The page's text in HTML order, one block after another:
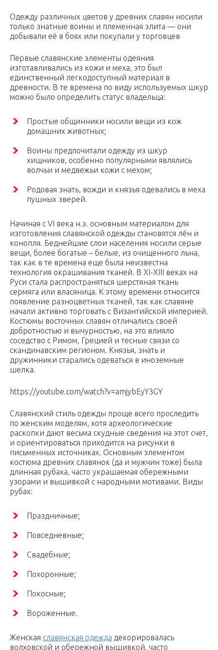
Одежду различных цветов у древних славян носили
только знатные воины и племенная элита — они
добывали её в боях или покупали у торговцев
Первые славянские элементы одеяния
изготавливались из кожи и меха, это был
единственный легкодоступный материал в
древности. В те времена по виду используемых шкур
можно было определить статус владельца:
Простые общинники носили вещи из кож
домашних животных;
Воины предпочитали одежду из шкур
хищников, особенно популярными являлись
волчьи и медвежьи кожи с мехом;
Родовая знать, вожди и князья одевались в меха
пушных зверей.
Начиная с VI века н.э. основным материалом для
изготовления славянской одежды становятся лён и
конопля. Беднейшие слои населения носили серые
вещи, более богатые – белые, из очищенного льна,
так как в те времена еще была неизвестна
технология окрашивания тканей. В XI-XIII веках на
Руси стала распространяться шерстяная ткань
сермяга или власяница. К этому времени относится
появление разноцветных тканей, так как славяне
начали активно торговать с Византийской империей.
Костюмы восточных славян отличались своей
добротностью и вычурностью, на это влияло
соседство с Римом, Грецией и тесные связи со
скандинавским регионом. Князья, знать и
дружинники старались одеваться в иноземные
шелка.
https://youtube.com/watch?v=amjybEyY3GY
Славянский стиль одежды проще всего проследить
по женским моделям, хотя археологические
раскопки дают весьма скудные сведения на этот счет,
и ориентироваться приходится на рисунки в
письменных источниках. Основным элементом
костюма древних славянок (да и мужчин тоже) была
длинная рубаха, часто украшаемая обережными
узорами и вышивкой с народными мотивами. Виды
рубах:
Праздничные;
Повседневные;
Свадебные;
Похоронные;
Покосные;
Вороженные.
Женская славянская одежда декорировалась
волховской и обережной вышивкой, часто